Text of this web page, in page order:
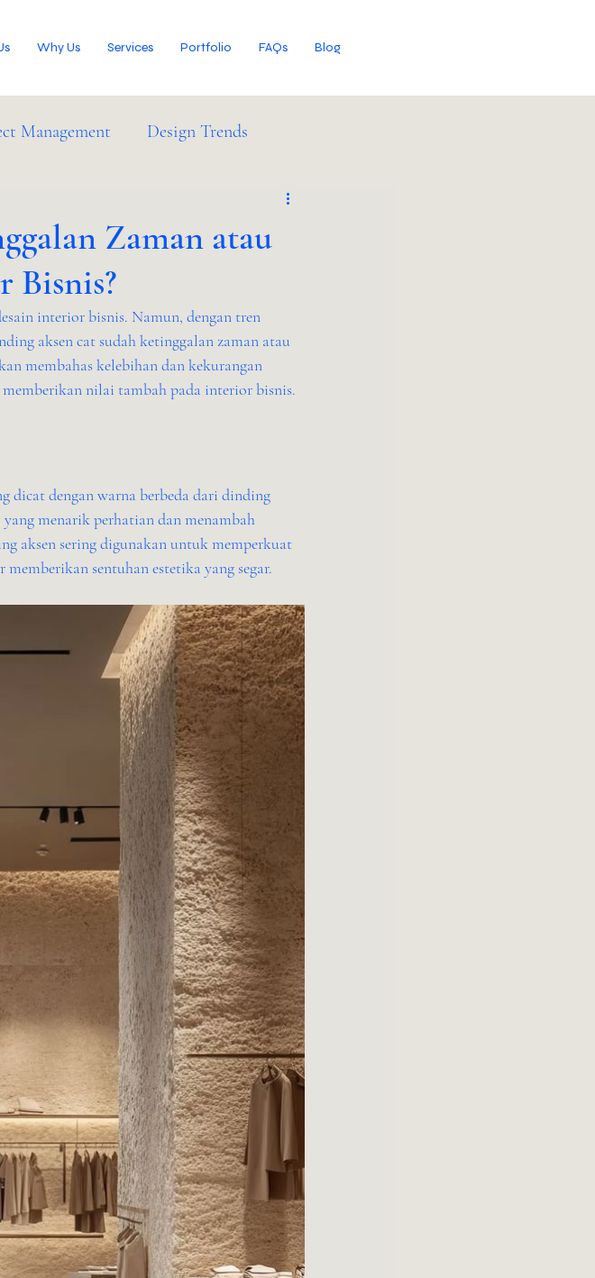
Why Us Services Portfolio FAQs Blog
Management Design Trends
Zaman atau
Bisnis?
interior bisnis. Namun, dengan tren
aksen cat sudah ketinggalan zaman atau
membahas kelebihan dan kekurangan
nilai tambah pada interior bisnis.
dicat dengan warna berbeda dari dinding
menarik perhatian dan menambah
aksen sering digunakan untuk memperkuat
sentuhan estetika yang segar.